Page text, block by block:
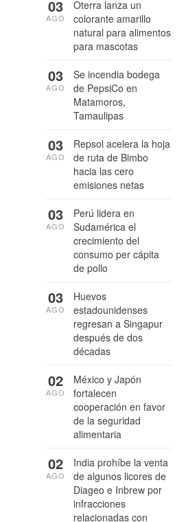
Oterra lanza un
colorante amarillo
natural para alimentos
para mascotas
03
AGO
Se incendia bodega
de PepsiCo en
Matamoros,
Tamaulipas
03
AGO
Repsol acelera la hoja
de ruta de Bimbo
hacia las cero
emisiones netas
03
AGO
Perú lidera en
Sudamérica el
crecimiento del
consumo per cápita
de pollo
03
AGO
Huevos
estadounidenses
regresan a Singapur
después de dos
décadas
03
AGO
México y Japón
fortalecen
cooperación en favor
de la seguridad
alimentaria
02
AGO
India prohíbe la venta
de algunos licores de
Diageo e Inbrew por
infracciones
relacionadas con
02
AGO